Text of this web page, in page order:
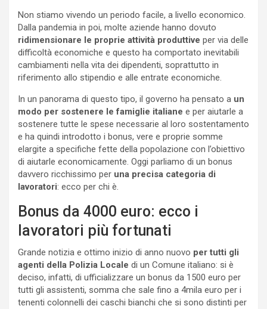
Non stiamo vivendo un periodo facile, a livello economico.
Dalla pandemia in poi, molte aziende hanno dovuto
ridimensionare le proprie attività produttive per via delle
difficoltà economiche e questo ha comportato inevitabili
cambiamenti nella vita dei dipendenti, soprattutto in
riferimento allo stipendio e alle entrate economiche.
In un panorama di questo tipo, il governo ha pensato a un
modo per sostenere le famiglie italiane e per aiutarle a
sostenere tutte le spese necessarie al loro sostentamento
e ha quindi introdotto i bonus, vere e proprie somme
elargite a specifiche fette della popolazione con l’obiettivo
di aiutarle economicamente. Oggi parliamo di un bonus
davvero ricchissimo per una precisa categoria di
lavoratori: ecco per chi è.
Bonus da 4000 euro: ecco i
lavoratori più fortunati
Grande notizia e ottimo inizio di anno nuovo per tutti gli
agenti della Polizia Locale di un Comune italiano: si è
deciso, infatti, di ufficializzare un bonus da 1500 euro per
tutti gli assistenti, somma che sale fino a 4mila euro per i
tenenti colonnelli dei caschi bianchi che si sono distinti per